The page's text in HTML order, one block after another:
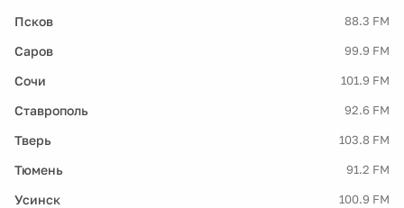
Псков 88.3 FM
Саров 99.9 FM
Сочи 101.9 FM
Ставрополь 92.6 FM
Тверь 103.8 FM
Тюмень 91.2 FM
Усинск 100.9 FM